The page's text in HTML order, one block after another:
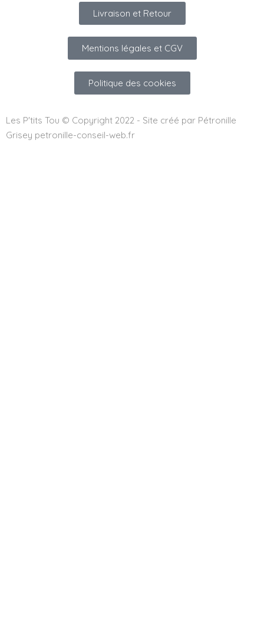
Livraison et Retour
Mentions légales et CGV
Politique des cookies
Les P'tits Tou © Copyright 2022 - Site créé par Pétronille
Grisey petronille-conseil-web.fr